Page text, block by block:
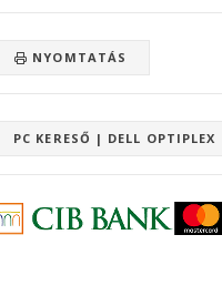
NYOMTATÁS
PC KERESŐ | DELL